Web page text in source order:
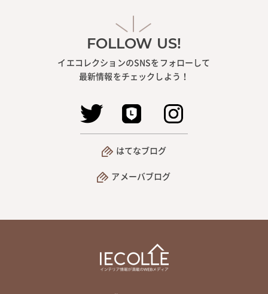
FOLLOW US!
イエコレクションのSNSをフォローして
最新情報をチェックしよう！
はてなブログ
アメーバブログ